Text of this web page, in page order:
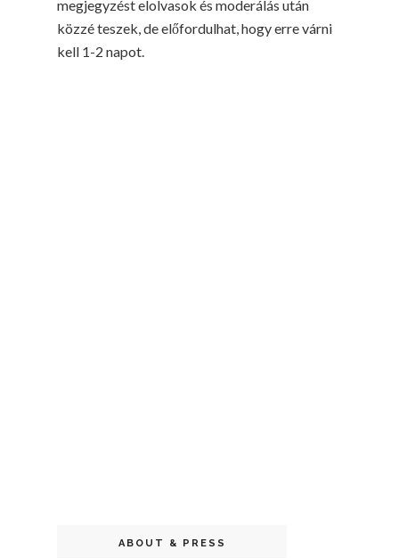
megjegyzést elolvasok és moderálás után
közzé teszek, de előfordulhat, hogy erre várni
kell 1-2 napot.
ABOUT & PRESS